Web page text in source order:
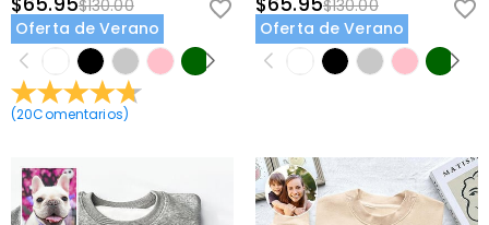
$130.00
Oferta de Verano
(20Comentarios)
$130.00
Oferta de Verano